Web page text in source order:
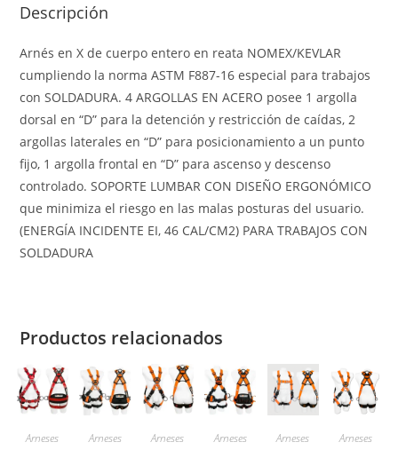
Descripción
Arnés en X de cuerpo entero en reata NOMEX/KEVLAR
cumpliendo la norma ASTM F887-16 especial para trabajos
con SOLDADURA. 4 ARGOLLAS EN ACERO posee 1 argolla
dorsal en “D” para la detención y restricción de caídas, 2
argollas laterales en “D” para posicionamiento a un punto
fijo, 1 argolla frontal en “D” para ascenso y descenso
controlado. SOPORTE LUMBAR CON DISEÑO ERGONÓMICO
que minimiza el riesgo en las malas posturas del usuario.
(ENERGÍA INCIDENTE EI, 46 CAL/CM2) PARA TRABAJOS CON
SOLDADURA
Productos relacionados
Arneses Arneses Arneses Arneses Arneses Arneses